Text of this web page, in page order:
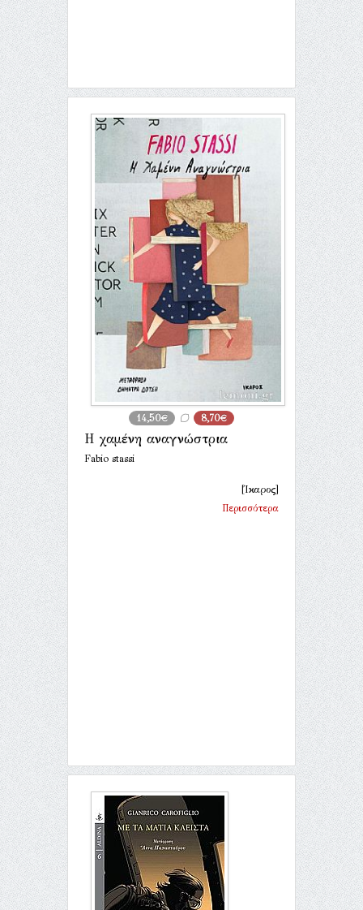
14,50€ 8,70€
Η χαμένη αναγνώστρια
Fabio stassi
[Ίκαρος]
Περισσότερα